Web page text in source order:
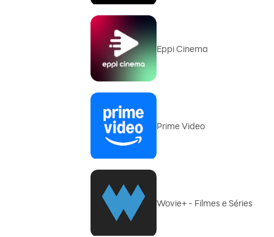
Eppi Cinema
Prime Video
Wovie+ - Filmes e Séries